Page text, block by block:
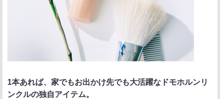
1本あれば、家でもお出かけ先でも大活躍なドモホルンリ
ンクルの独自アイテム。